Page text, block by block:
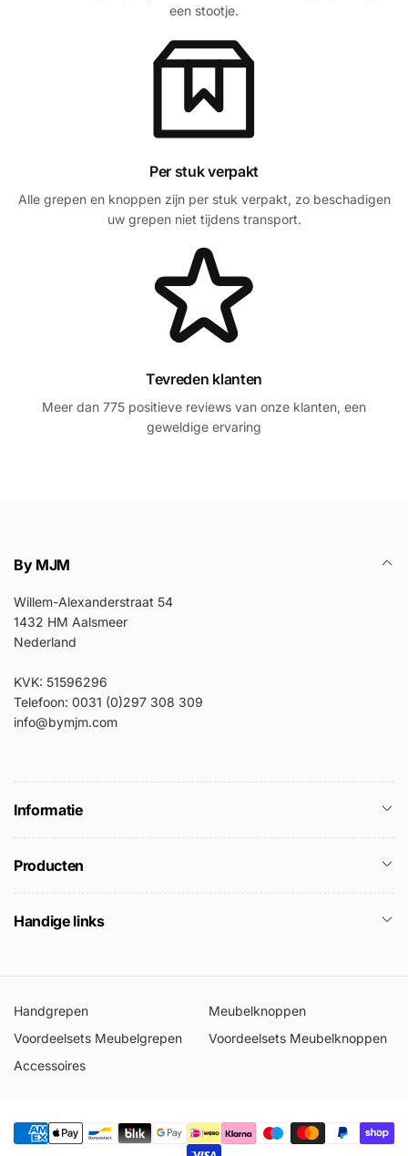
een stootje.
Per stuk verpakt
Alle grepen en knoppen zijn per stuk verpakt, zo beschadigen
uw grepen niet tijdens transport.
Tevreden klanten
Meer dan 775 positieve reviews van onze klanten, een
geweldige ervaring
By MJM
Willem-Alexanderstraat 54
1432 HM Aalsmeer
Nederland
KVK: 51596296
Telefoon: 0031 (0)297 308 309
info@bymjm.com
Informatie
Producten
Handige links
Handgrepen
Meubelknoppen
Voordeelsets Meubelgrepen
Voordeelsets Meubelknoppen
Accessoires